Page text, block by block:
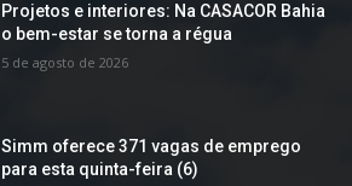
Projetos e interiores: Na CASACOR Bahia
o bem-estar se torna a régua
5 de agosto de 2026
Simm oferece 371 vagas de emprego
para esta quinta-feira (6)